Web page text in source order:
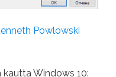
Powlowski
kautta Windows 10: